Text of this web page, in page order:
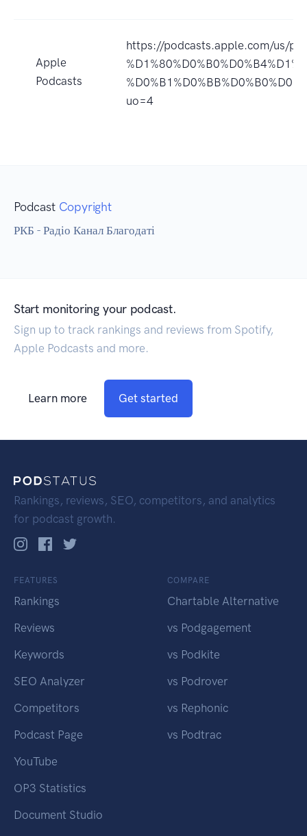
Apple
Podcasts
https://podcasts.apple.com/us/
uo=4
Podcast Copyright
РКБ - Радіо Канал Благодаті
Start monitoring your podcast.
Sign up to track rankings and reviews from Spotify,
Apple Podcasts and more.
Learn more Get started
Rankings, reviews, SEO, competitors, and analytics
for podcast growth.
FEATURES
Rankings
Reviews
Keywords
SEO Analyzer
Competitors
Podcast Page
YouTube
OP3 Statistics
Document Studio
COMPARE
Chartable Alternative
vs Podgagement
vs Podkite
vs Podrover
vs Rephonic
vs Podtrac